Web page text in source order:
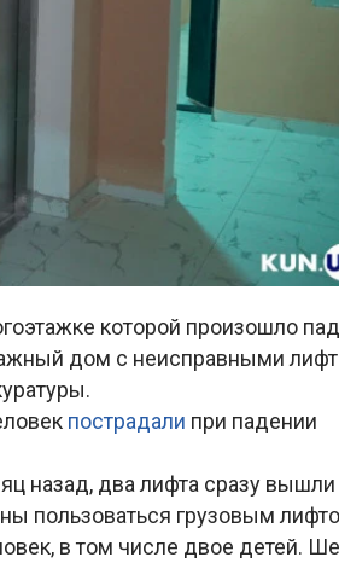
которой произошло
дом с неисправными
пострадали при падении
назад, два лифта сразу вышли
пользоваться грузовым
в том числе двое детей.